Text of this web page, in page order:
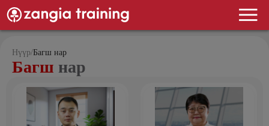
Нүүр/Багш нар
Багш нар